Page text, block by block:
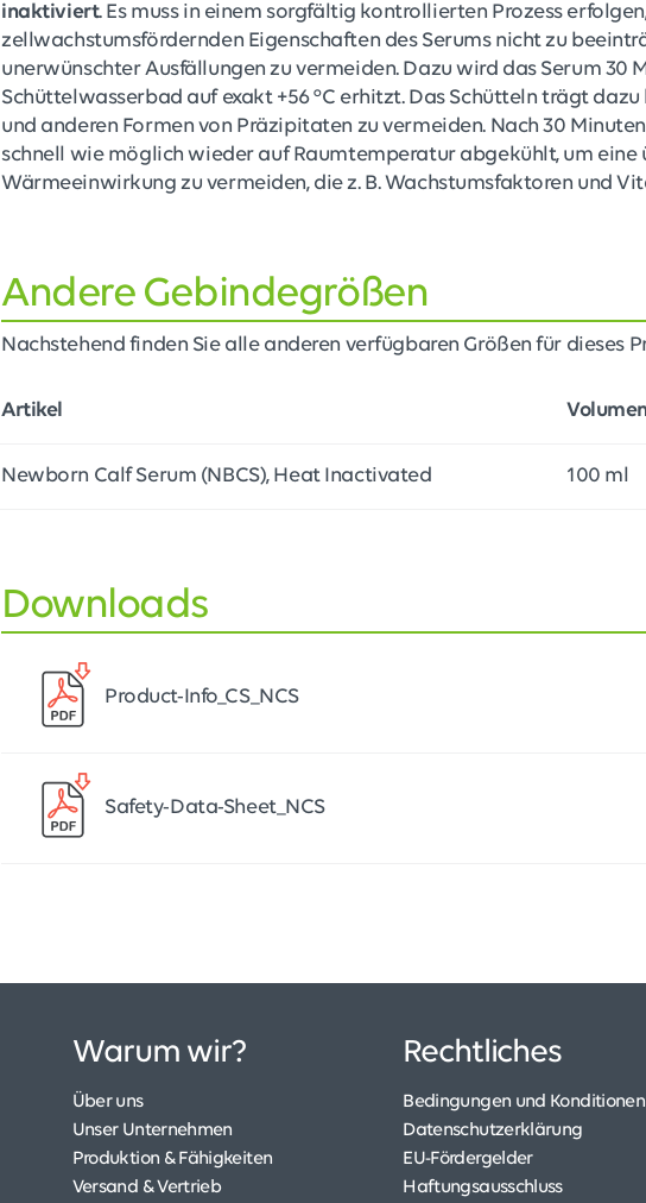
inaktiviert. Es muss in einem sorgfältig kontrollierten Prozess
zellwachstumsfördernden Eigenschaften des Serums nicht zu
unerwünschter Ausfällungen zu vermeiden. Dazu wird das Serum 30
Schüttelwasserbad auf exakt +56 °C erhitzt. Das Schütteln trägt
und anderen Formen von Präzipitaten zu vermeiden. Nach 30
schnell wie möglich wieder auf Raumtemperatur abgekühlt, um eine
Wärmeeinwirkung zu vermeiden, die z. B. Wachstumsfaktoren und
Andere Gebindegrößen
Nachstehend finden Sie alle anderen verfügbaren Größen für dieses
Artikel
Newborn Calf Serum (NBCS), Heat Inactivated 100 ml
Downloads
Product-Info_CS_NCS
Safety-Data-Sheet_NCS
Warum wir?
Über uns
Unser Unternehmen
Produktion & Fähigkeiten
Versand & Vertrieb
Rechtliches
Bedingungen und Konditionen
Datenschutzerklärung
EU-Fördergelder
Haftungsausschluss